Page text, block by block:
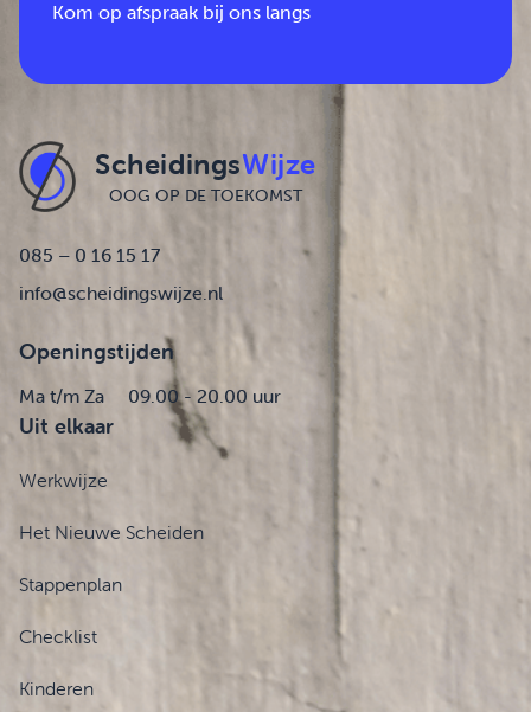
Kom op afspraak bij ons langs
ScheidingsWijze
OOG OP DE TOEKOMST
085 – 0 16 15 17
info@scheidingswijze.nl
Openingstijden
Ma t/m Za 09.00 - 20.00 uur
Uit elkaar
Werkwijze
Het Nieuwe Scheiden
Stappenplan
Checklist
Kinderen